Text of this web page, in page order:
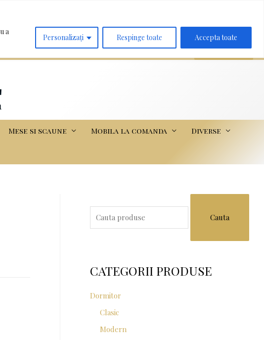
a
Personalizați Respinge toate Accepta toate
Mese si scaune Mobila la comanda Diverse
a
h
CATEGORII PRODUSE
Dormitor
Clasic
Modern